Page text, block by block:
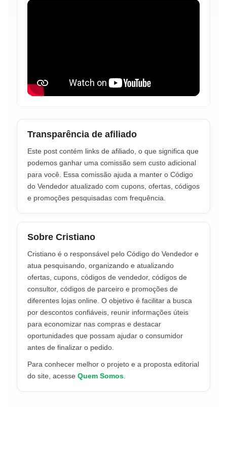
Transparência de afiliado
Este post contém links de afiliado, o que significa que
podemos ganhar uma comissão sem custo adicional
para você. Essa comissão ajuda a manter o Código
do Vendedor atualizado com cupons, ofertas, códigos
e promoções pesquisadas com frequência.
Sobre Cristiano
Cristiano é o responsável pelo Código do Vendedor e
atua pesquisando, organizando e atualizando
ofertas, cupons, códigos de vendedor, códigos de
consultor, códigos de parceiro e promoções de
diferentes lojas online. O objetivo é facilitar a busca
por descontos confiáveis, reunir informações úteis
para economizar nas compras e destacar
oportunidades que possam ajudar o consumidor
antes de finalizar o pedido.
Para conhecer melhor o projeto e a proposta editorial
do site, acesse Quem Somos